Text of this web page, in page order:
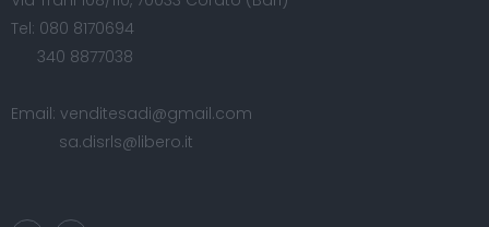
Tel: 080 8170694
340 8877038
Email: venditesadi@gmail.com
sa.disrls@libero.it